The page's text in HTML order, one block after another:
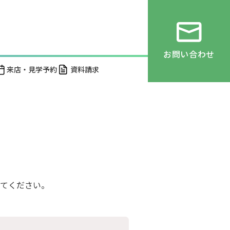
来店・見学予約 資料請求
お問い合わせ
ください。